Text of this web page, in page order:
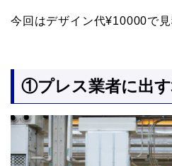
今回はデザイン代¥10000で見
①プレス業者に出